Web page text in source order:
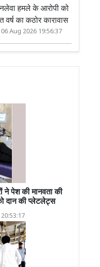
हमले के आरोपी को
वर्ष का कठोर कारावास
06 Aug 2026 19:56:37
ने पेश की मानवता की
दान की प्लेटलेट्स